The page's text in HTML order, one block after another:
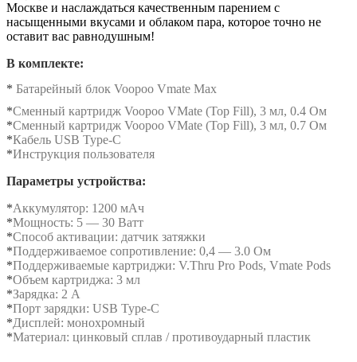
Москве и наслаждаться качественным парением с
насыщенными вкусами и облаком пара, которое точно не
оставит вас равнодушным!
В комплекте:
* Батарейный блок Voopoo Vmate Max
*Сменный картридж Voopoo VMate (Top Fill), 3 мл, 0.4 Ом
*Сменный картридж Voopoo VMate (Top Fill), 3 мл, 0.7 Ом
*Кабель USB Type-C
*Инструкция пользователя
Параметры устройства:
*Аккумулятор: 1200 мАч
*Мощность: 5 — 30 Ватт
*Способ активации: датчик затяжки
*Поддерживаемое сопротивление: 0,4 — 3.0 Ом
*Поддерживаемые картриджи: V.Thru Pro Pods, Vmate Pods
*Объем картриджа: 3 мл
*Зарядка: 2 А
*Порт зарядки: USB Type-C
*Дисплей: монохромный
*Материал: цинковый сплав / противоударный пластик